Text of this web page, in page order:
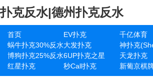
扑克反水|德州扑克反水
首页 EV扑克 千亿体育
蜗牛扑克30%反水大发扑克 神扑克
博狗扑克25%反水6UP扑克之星 天龙扑克
红星扑克
秒Call扑克 新葡京棋